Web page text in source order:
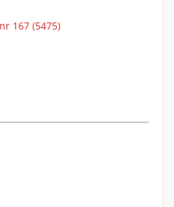
167 (5475)